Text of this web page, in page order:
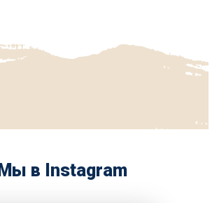
Мы в Instagram